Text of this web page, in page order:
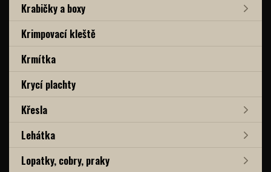
Krabičky a boxy
Krimpovací kleště
Krmítka
Krycí plachty
Křesla
Lehátka
Lopatky, cobry, praky